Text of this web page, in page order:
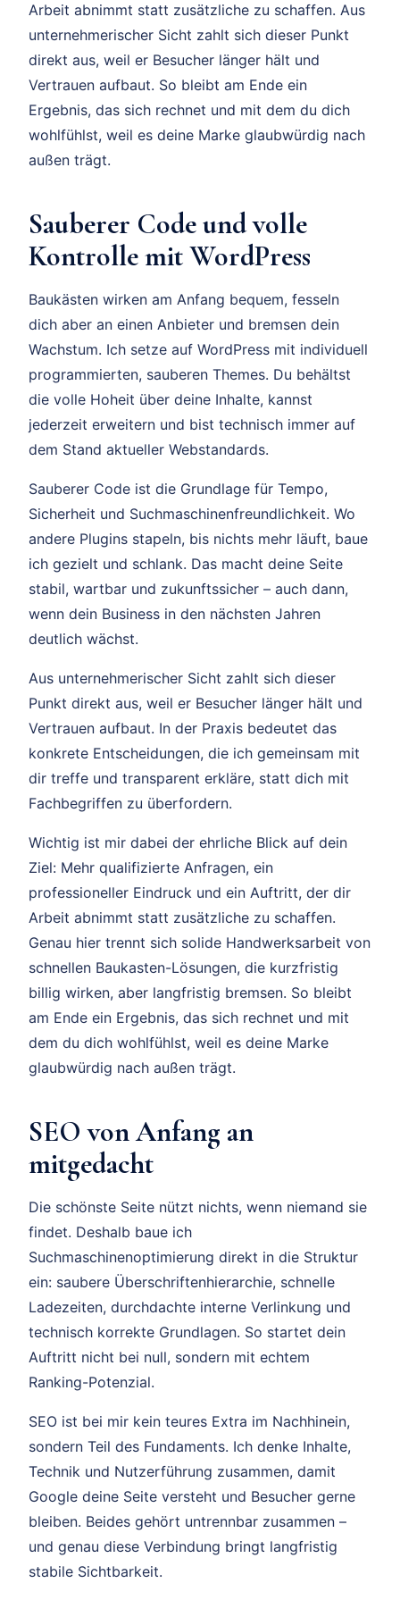
Arbeit abnimmt statt zusätzliche zu schaffen. Aus
unternehmerischer Sicht zahlt sich dieser Punkt
direkt aus, weil er Besucher länger hält und
Vertrauen aufbaut. So bleibt am Ende ein
Ergebnis, das sich rechnet und mit dem du dich
wohlfühlst, weil es deine Marke glaubwürdig nach
außen trägt.
Sauberer Code und volle
Kontrolle mit WordPress
Baukästen wirken am Anfang bequem, fesseln
dich aber an einen Anbieter und bremsen dein
Wachstum. Ich setze auf WordPress mit individuell
programmierten, sauberen Themes. Du behältst
die volle Hoheit über deine Inhalte, kannst
jederzeit erweitern und bist technisch immer auf
dem Stand aktueller Webstandards.
Sauberer Code ist die Grundlage für Tempo,
Sicherheit und Suchmaschinenfreundlichkeit. Wo
andere Plugins stapeln, bis nichts mehr läuft, baue
ich gezielt und schlank. Das macht deine Seite
stabil, wartbar und zukunftssicher – auch dann,
wenn dein Business in den nächsten Jahren
deutlich wächst.
Aus unternehmerischer Sicht zahlt sich dieser
Punkt direkt aus, weil er Besucher länger hält und
Vertrauen aufbaut. In der Praxis bedeutet das
konkrete Entscheidungen, die ich gemeinsam mit
dir treffe und transparent erkläre, statt dich mit
Fachbegriffen zu überfordern.
Wichtig ist mir dabei der ehrliche Blick auf dein
Ziel: Mehr qualifizierte Anfragen, ein
professioneller Eindruck und ein Auftritt, der dir
Arbeit abnimmt statt zusätzliche zu schaffen.
Genau hier trennt sich solide Handwerksarbeit von
schnellen Baukasten-Lösungen, die kurzfristig
billig wirken, aber langfristig bremsen. So bleibt
am Ende ein Ergebnis, das sich rechnet und mit
dem du dich wohlfühlst, weil es deine Marke
glaubwürdig nach außen trägt.
SEO von Anfang an
mitgedacht
Die schönste Seite nützt nichts, wenn niemand sie
findet. Deshalb baue ich
Suchmaschinenoptimierung direkt in die Struktur
ein: saubere Überschriftenhierarchie, schnelle
Ladezeiten, durchdachte interne Verlinkung und
technisch korrekte Grundlagen. So startet dein
Auftritt nicht bei null, sondern mit echtem
Ranking-Potenzial.
SEO ist bei mir kein teures Extra im Nachhinein,
sondern Teil des Fundaments. Ich denke Inhalte,
Technik und Nutzerführung zusammen, damit
Google deine Seite versteht und Besucher gerne
bleiben. Beides gehört untrennbar zusammen –
und genau diese Verbindung bringt langfristig
stabile Sichtbarkeit.